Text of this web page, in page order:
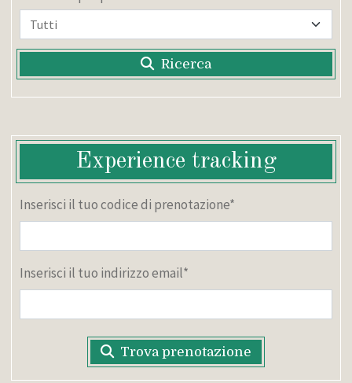
Ricerca
Experience tracking
Inserisci il tuo codice di prenotazione*
Inserisci il tuo indirizzo email*
Trova prenotazione